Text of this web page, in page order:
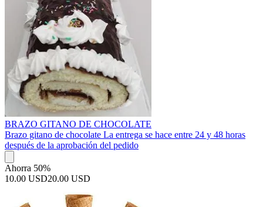
BRAZO GITANO DE CHOCOLATE
Brazo gitano de chocolate La entrega se hace entre 24 y 48 horas
después de la aprobación del pedido
Ahorra 50%
10.00 USD20.00 USD